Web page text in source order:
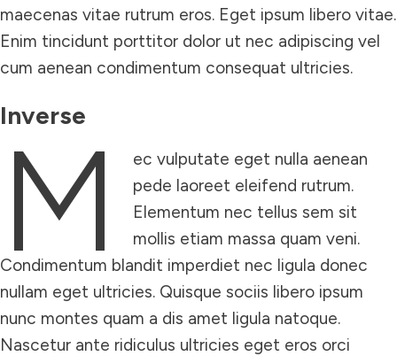
maecenas vitae rutrum eros. Eget ipsum libero vitae.
Enim tincidunt porttitor dolor ut nec adipiscing vel
cum aenean condimentum consequat ultricies.
Inverse
M
ec vulputate eget nulla aenean
pede laoreet eleifend rutrum.
Elementum nec tellus sem sit
mollis etiam massa quam veni.
Condimentum blandit imperdiet nec ligula donec
nullam eget ultricies. Quisque sociis libero ipsum
nunc montes quam a dis amet ligula natoque.
Nascetur ante ridiculus ultricies eget eros orci